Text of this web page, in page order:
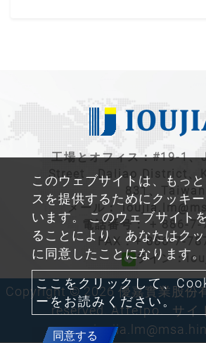
このウェブサイトは、もっ
スを提供するためにクッキ
います。 このウェブサイト
ることにより、あなたはク
に同意したことになります。
ここをクリックして、
ーをお読みください。
同意する
工場とオフィス：#19-1
Street、Daliao District、
831、Taiwan
メール：
電話番号：+ 886-7-
FAX：+ 886-7-
ライン：
Copyright © 2026 優嘉實業股份
reserved.Atteipo. サイ